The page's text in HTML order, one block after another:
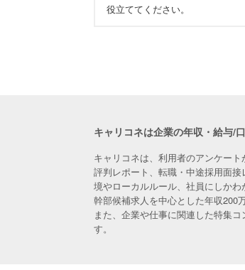
役立ててください。
キャリコネは企業の年収・給与/
キャリコネは、利用者のアンケー
評判レポート、転職・中途採用面
境やローカルルール、社員にしかわ
幹部候補求人を中心とした年収200
また、企業や仕事に関連した特集
す。